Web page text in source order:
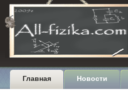
Главная Новости